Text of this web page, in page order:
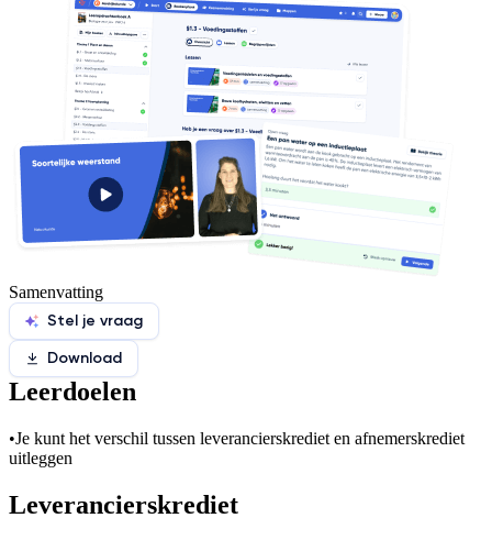
Samenvatting
Stel je vraag
Download
Leerdoelen
•Je kunt het verschil tussen leverancierskrediet en afnemerskrediet
uitleggen
Leverancierskrediet